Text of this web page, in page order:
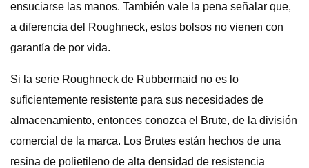
ensuciarse las manos. También vale la pena señalar que,
a diferencia del Roughneck, estos bolsos no vienen con
garantía de por vida.
Si la serie Roughneck de Rubbermaid no es lo
suficientemente resistente para sus necesidades de
almacenamiento, entonces conozca el Brute, de la división
comercial de la marca. Los Brutes están hechos de una
resina de polietileno de alta densidad de resistencia